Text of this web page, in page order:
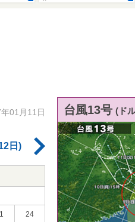
01月11日
日)
24
台風13号 (ド